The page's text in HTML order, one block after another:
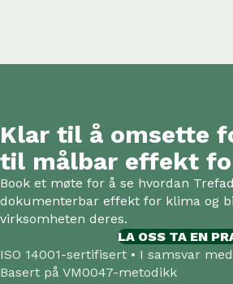
Klar til å omsette
til målbar effekt
Book et møte for å se hvordan
dokumenterbar effekt for klima og
virksomheten deres.
LA OSS TA EN
ISO 14001-sertifisert • I samsvar med
Basert på VM0047-metodikk